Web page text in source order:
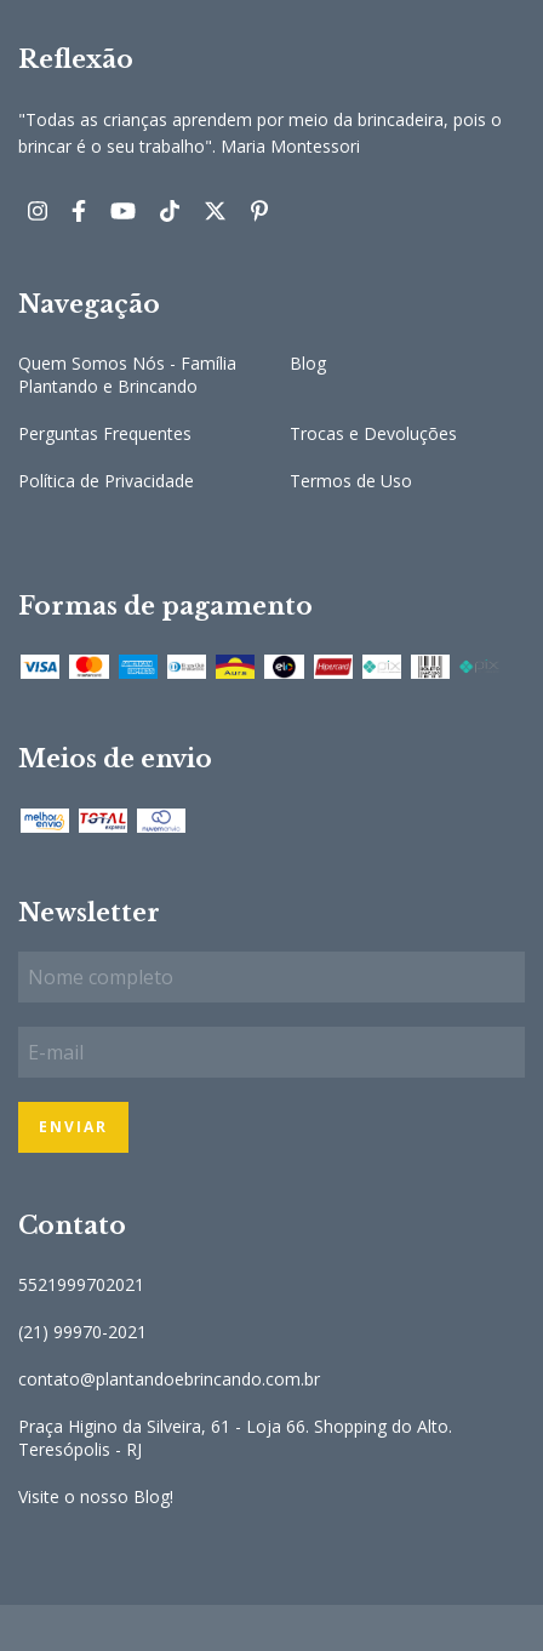
Reflexão
"Todas as crianças aprendem por meio da brincadeira, pois o
brincar é o seu trabalho". Maria Montessori
Navegação
Quem Somos Nós - Família
Plantando e Brincando
Blog
Perguntas Frequentes Trocas e Devoluções
Política de Privacidade Termos de Uso
Formas de pagamento
Meios de envio
Newsletter
Contato
5521999702021
(21) 99970-2021
contato@plantandoebrincando.com.br
Praça Higino da Silveira, 61 - Loja 66. Shopping do Alto.
Teresópolis - RJ
Visite o nosso Blog!